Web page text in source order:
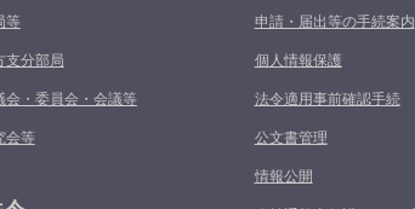
等
支分部局
会・委員会・会議等
会等
申請・届出等の手続案内
個人情報保護
法令適用事前確認手続
公文書管理
情報公開